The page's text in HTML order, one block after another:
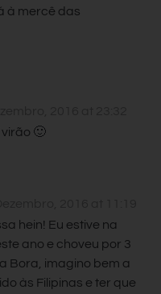
à mercê das
virão 🙂
hein! Eu estive na
ano e choveu por 3
Bora, imagino bem a
às Filipinas e ter que